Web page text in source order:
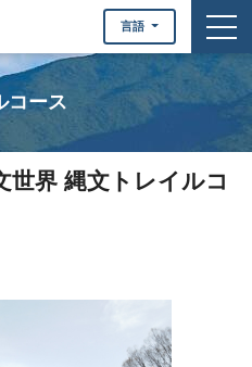
言語
コース
世界 縄文トレイルコ